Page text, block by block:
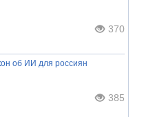
370
об ИИ для россиян
385